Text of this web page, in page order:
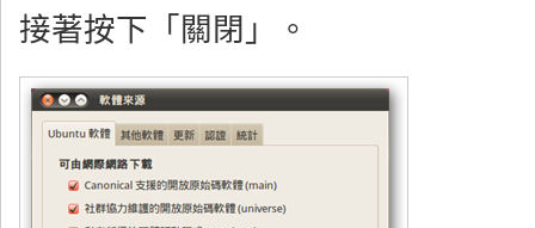
接著按下「關閉」。